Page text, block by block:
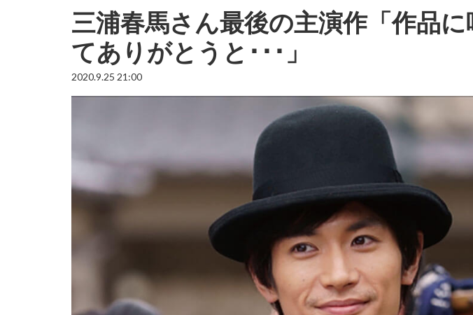
三浦春馬さん最後の主演作「作品
てありがとうと･･･」
2020.9.25 21:00